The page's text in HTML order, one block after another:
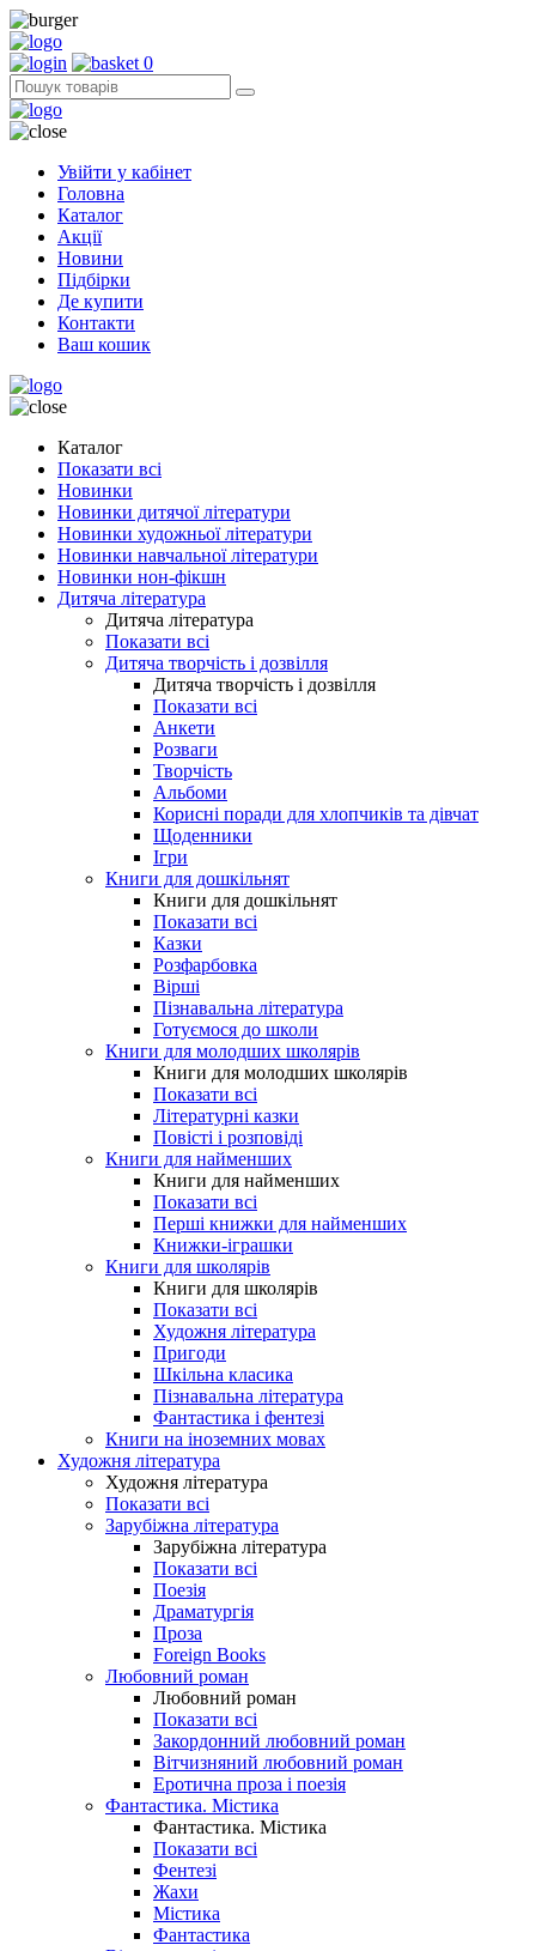
0
Увійти у кабінет
Головна
Каталог
Акції
Новини
Підбірки
Де купити
Контакти
Ваш кошик
Каталог
Показати всі
Новинки
Новинки дитячої літератури
Новинки художньої літератури
Новинки навчальної літератури
Новинки нон-фікшн
Дитяча література
Дитяча література
Показати всі
Дитяча творчість і дозвілля
Дитяча творчість і дозвілля
Показати всі
Анкети
Розваги
Творчість
Альбоми
Корисні поради для хлопчиків та дівчат
Щоденники
Ігри
Книги для дошкільнят
Книги для дошкільнят
Показати всі
Казки
Розфарбовка
Вірші
Пізнавальна література
Готуємося до школи
Книги для молодших школярів
Книги для молодших школярів
Показати всі
Літературні казки
Повісті і розповіді
Книги для найменших
Книги для найменших
Показати всі
Перші книжки для найменших
Книжки-іграшки
Книги для школярів
Книги для школярів
Показати всі
Художня література
Пригоди
Шкільна класика
Пізнавальна література
Фантастика і фентезі
Книги на іноземних мовах
Художня література
Художня література
Показати всі
Зарубіжна література
Зарубіжна література
Показати всі
Поезія
Драматургія
Проза
Foreign Books
Любовний роман
Любовний роман
Показати всі
Закордонний любовний роман
Вітчизняний любовний роман
Еротична проза і поезія
Фантастика. Містика
Фантастика. Містика
Показати всі
Фентезі
Жахи
Містика
Фантастика